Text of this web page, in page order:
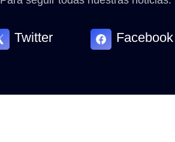
Twitter Facebook